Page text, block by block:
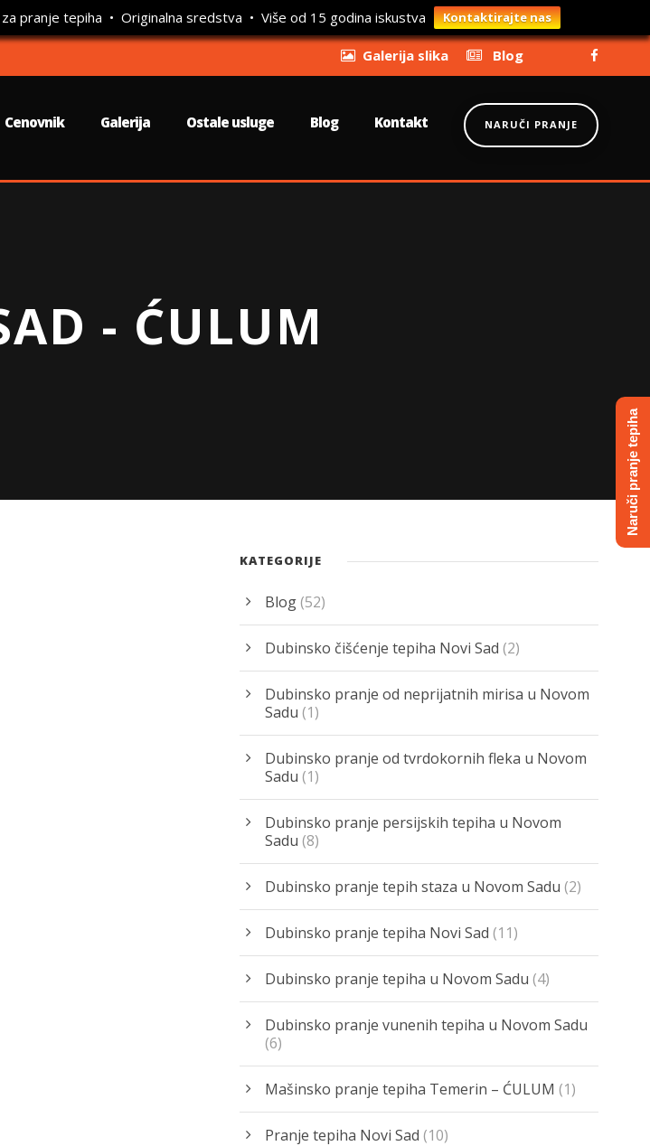
pranje tepiha • Originalna sredstva • Više od 15 godina iskustva Kontaktirajte nas
Galerija slika Blog
Cenovnik Galerija Ostale usluge Blog Kontakt NARUČI PRANJE
- ĆULUM
KATEGORIJE
Blog(52)
Dubinsko čišćenje tepiha Novi Sad (2)
Dubinsko pranje od neprijatnih mirisa u Novom
Sadu (1)
Dubinsko pranje od tvrdokornih fleka u Novom
Sadu (1)
Dubinsko pranje persijskih tepiha u Novom
Sadu (8)
Dubinsko pranje tepih staza u Novom Sadu (2)
Dubinsko pranje tepiha Novi Sad (11)
Dubinsko pranje tepiha u Novom Sadu (4)
Dubinsko pranje vunenih tepiha u Novom Sadu
(6)
Mašinsko pranje tepiha Temerin – ĆULUM (1)
Pranje tepiha Novi Sad (10)
Naruči pranje tepiha